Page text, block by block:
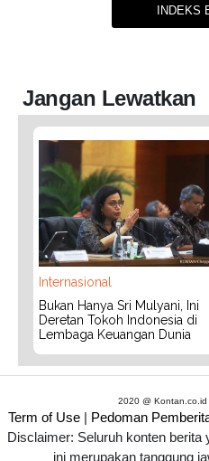
INDEKS
Jangan Lewatkan
Internasional
Bukan Hanya Sri Mulyani, Ini
Deretan Tokoh Indonesia di
Lembaga Keuangan Dunia
2020 @ Kontan.co.id
Term of Use Pedoman
Disclaimer: Seluruh konten berita
ini merupakan tanggung